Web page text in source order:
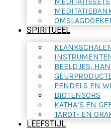
SPIRITUEEL
BEELDJES,
PENDELS EN
BIOTENSORS
KATHA’S EN
TAROT- EN
LEEFSTIJL